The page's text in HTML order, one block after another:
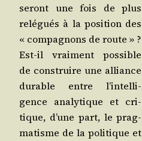
seront une fois de plus
relé­gués à la posi­tion des
« com­pa­gnons de route » ?
Est-il vrai­ment pos­sible
de construire une alliance
durable entre l’in­tel­li­
gence ana­ly­tique et cri­
tique, d’une part, le prag­
ma­tisme de la poli­tique et